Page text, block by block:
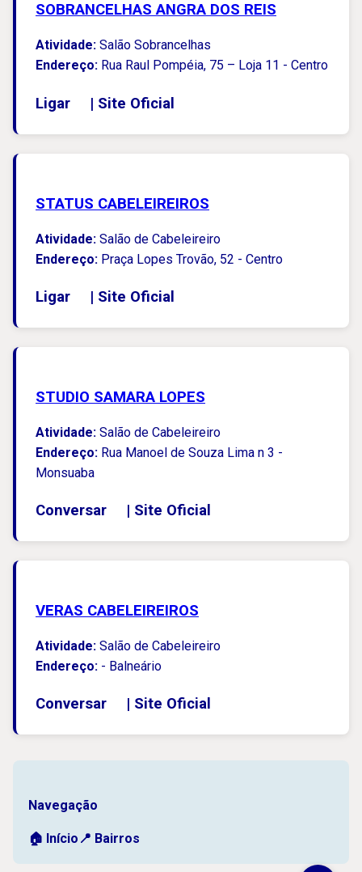
SOBRANCELHAS ANGRA DOS REIS
Atividade: Salão Sobrancelhas
Endereço: Rua Raul Pompéia, 75 – Loja 11 - Centro
Ligar | Site Oficial
STATUS CABELEIREIROS
Atividade: Salão de Cabeleireiro
Endereço: Praça Lopes Trovão, 52 - Centro
Ligar | Site Oficial
STUDIO SAMARA LOPES
Atividade: Salão de Cabeleireiro
Endereço: Rua Manoel de Souza Lima n 3 -
Monsuaba
Conversar | Site Oficial
VERAS CABELEIREIROS
Atividade: Salão de Cabeleireiro
Endereço: - Balneário
Conversar | Site Oficial
Navegação
🏠 Início 📍 Bairros